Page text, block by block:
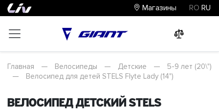
Магазины RO RU
Главная — Велосипеды — Детские —
5-9 лет (20\")
—
Велосипед для детей STELS Flyte Lady (14")
Велосипед детский STELS